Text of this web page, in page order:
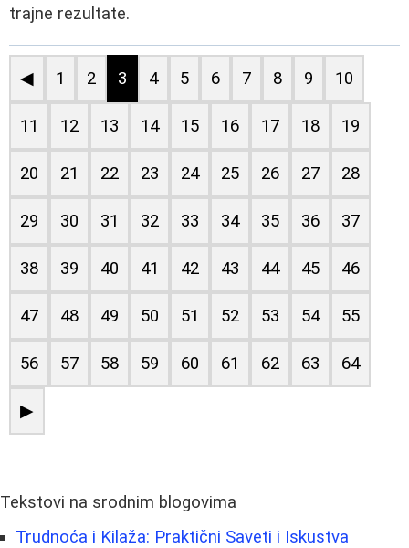
trajne rezultate.
◀ 1 2 3 4 5 6 7 8 9 10
11 12 13 14 15 16 17 18 19
20 21 22 23 24 25 26 27 28
29 30 31 32 33 34 35 36 37
38 39 40 41 42 43 44 45 46
47 48 49 50 51 52 53 54 55
56 57 58 59 60 61 62 63 64
▶
Tekstovi na srodnim blogovima
Trudnoća i Kilaža: Praktični Saveti i Iskustva